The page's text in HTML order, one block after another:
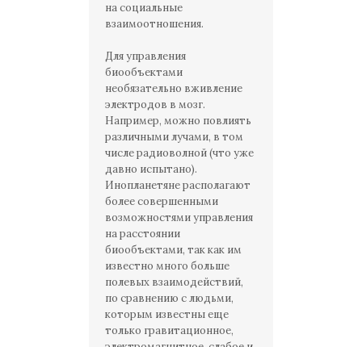
на социальные
взаимоотношения.
Для управления
биообъектами
необязательно вживление
электродов в мозг.
Например, можно повлиять
различными лучами, в том
числе радиоволной (что уже
давно испытано).
Инопланетяне располагают
более совершенными
возможностями управления
на расстоянии
биообъектами, так как им
известно много больше
полевых взаимодействий,
по сравнению с людьми,
которым известны еще
только гравитационное,